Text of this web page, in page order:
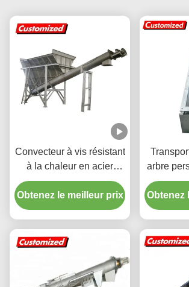
Convecteur à vis résistant
à la chaleur en acier
inoxydable personnalisé
Convecteur à vis flexible
pour l'industrie minière et
Obtenez le meilleur prix
arbre
acier
Obtenez